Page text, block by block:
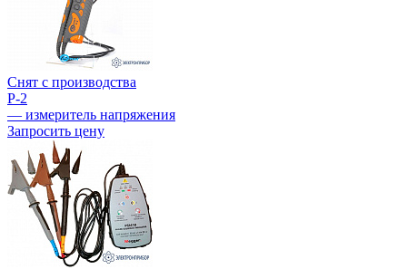
Снят с производства
P-2
— измеритель напряжения
Запросить цену